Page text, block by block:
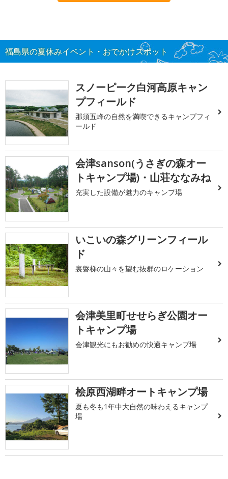
福島県の夏休みイベント・おでかけスポット
スノーピーク白河高原キャン
プフィールド
那須五峰の自然を満喫できるキャンプフィ
ールド
会津sanson(うさぎの森オー
トキャンプ場)・山荘ななみね
充実した設備が魅力のキャンプ場
いこいの森グリーンフィール
ド
裏磐梯の山々を望む抜群のロケーション
会津美里町せせらぎ公園オー
トキャンプ場
会津観光にもお勧めの快適キャンプ場
桧原西湖畔オートキャンプ場
夏も冬も1年中大自然の味わえるキャンプ
場